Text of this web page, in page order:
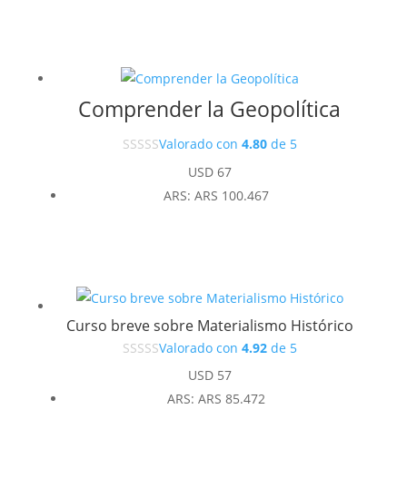
Comprender la Geopolítica
Valorado con 4.80de 5
USD67
ARS: ARS 100.467
Curso breve sobre Materialismo Histórico
Valorado con 4.92de 5
USD57
ARS: ARS 85.472